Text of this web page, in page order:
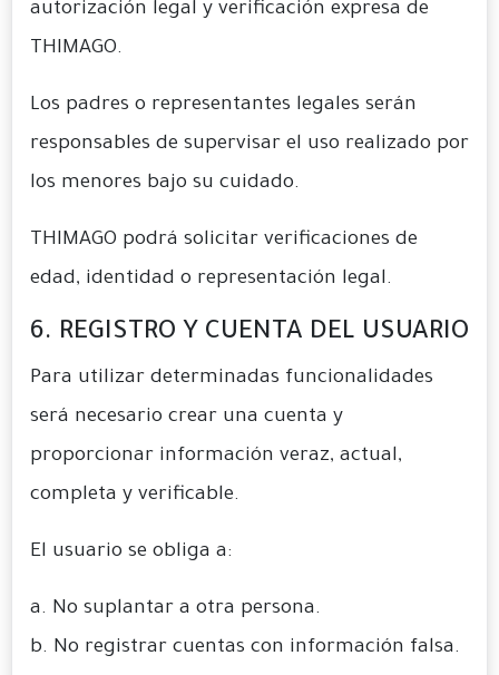
autorización legal y verificación expresa de
THIMAGO.
Los padres o representantes legales serán
responsables de supervisar el uso realizado por
los menores bajo su cuidado.
THIMAGO podrá solicitar verificaciones de
edad, identidad o representación legal.
6. REGISTRO Y CUENTA DEL USUARIO
Para utilizar determinadas funcionalidades
será necesario crear una cuenta y
proporcionar información veraz, actual,
completa y verificable.
El usuario se obliga a:
a. No suplantar a otra persona.
b. No registrar cuentas con información falsa.